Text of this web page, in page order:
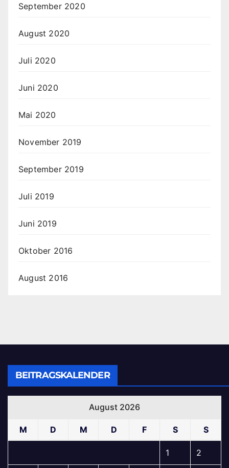
September 2020
August 2020
Juli 2020
Juni 2020
Mai 2020
November 2019
September 2019
Juli 2019
Juni 2019
Oktober 2016
August 2016
BEITRAGSKALENDER
August 2026
M D M D F S S
1 2